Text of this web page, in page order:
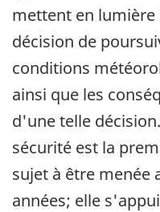
mettent en lumière
décision de
conditions
ainsi que les
d'une telle
sécurité est la
sujet à être menée
années; elle